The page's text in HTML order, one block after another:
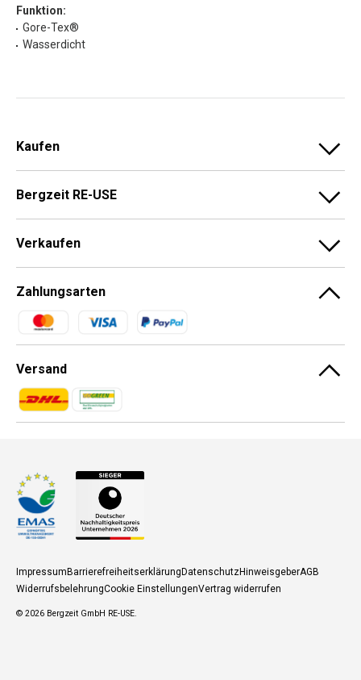
Funktion:
Gore-Tex®
Wasserdicht
Kaufen
Bergzeit RE-USE
Verkaufen
Zahlungsarten
Zahlungsmethoden
Versand
Zahlungsmethoden
Zahlungsmethoden
ImpressumBarrierefreiheitserklärungDatenschutzHinweisgeberAGB
WiderrufsbelehrungCookie EinstellungenVertrag widerrufen
© 2026 Bergzeit GmbH RE-USE.